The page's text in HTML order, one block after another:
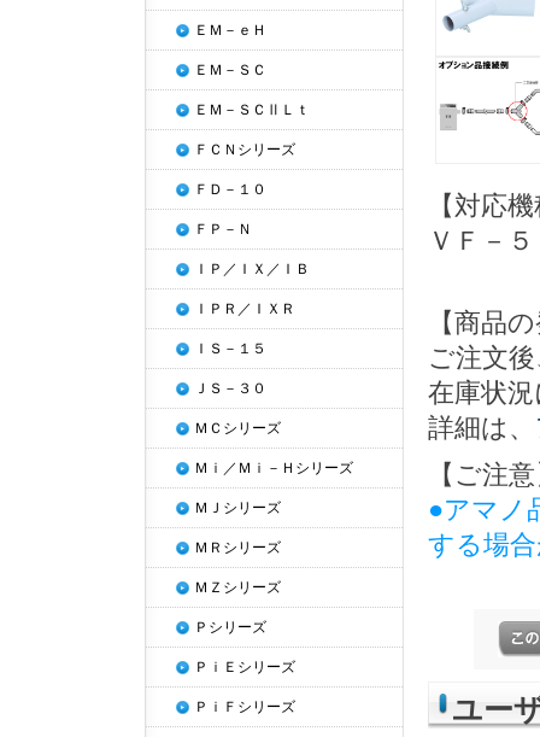
【対応
ＶＦ－
【商品
ご注文
在庫状
詳細は、
【ご注
●アマノ
する場
ユー
ＥＭ－ｅＨ
ＥＭ－ＳＣ
ＥＭ－ＳＣⅡＬｔ
ＦＣＮシリーズ
ＦＤ－１０
ＦＰ－Ｎ
ＩＰ／ＩＸ／ＩＢ
ＩＰＲ／ＩＸＲ
ＩＳ－１５
ＪＳ－３０
ＭＣシリーズ
Ｍｉ／Ｍｉ－Ｈシリーズ
ＭＪシリーズ
ＭＲシリーズ
ＭＺシリーズ
Ｐシリーズ
ＰｉＥシリーズ
ＰｉＦシリーズ